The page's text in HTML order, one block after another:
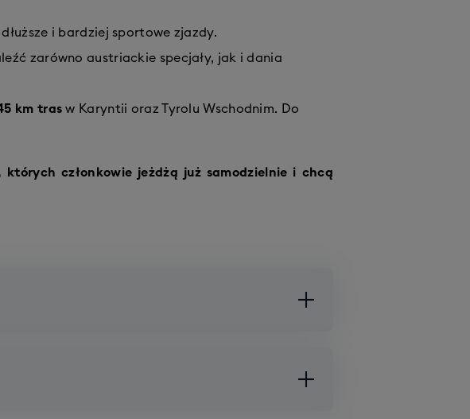
i bardziej sportowe zjazdy.
zarówno austriackie specjały, jak i dania
km tras w Karyntii oraz Tyrolu Wschodnim. Do
członkowie jeżdżą już samodzielnie i chcą